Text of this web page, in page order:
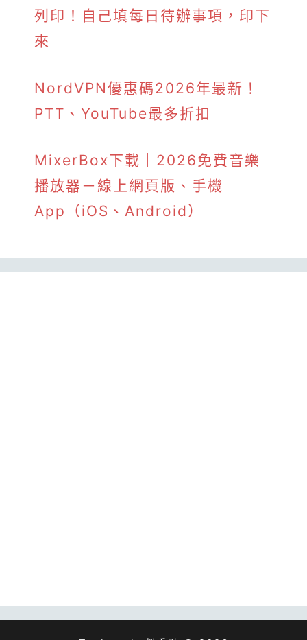
列印！自己填每日待辦事項，印下
來
NordVPN優惠碼2026年最新！
PTT、YouTube最多折扣
MixerBox下載｜2026免費音樂
播放器－線上網頁版、手機
App（iOS、Android）